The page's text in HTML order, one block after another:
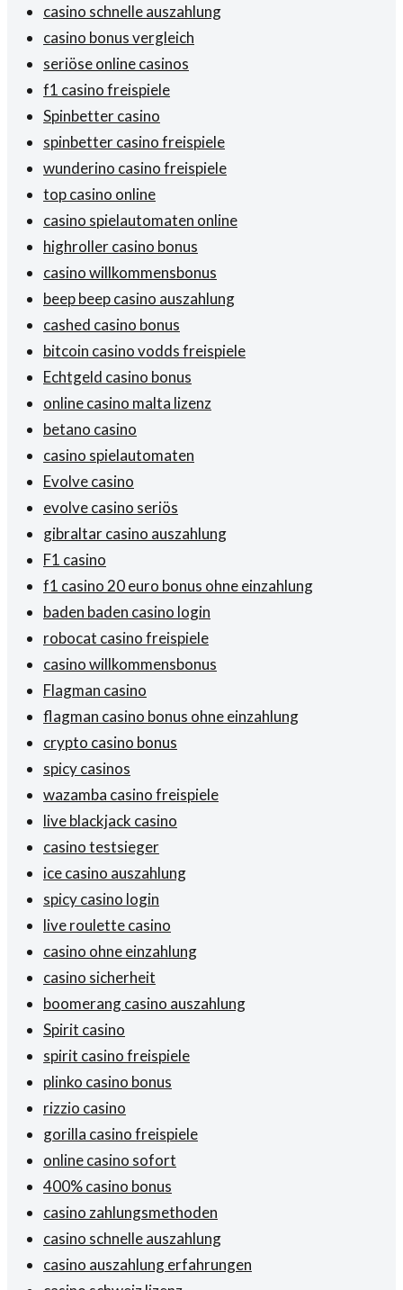
casino schnelle auszahlung
casino bonus vergleich
seriöse online casinos
f1 casino freispiele
Spinbetter casino
spinbetter casino freispiele
wunderino casino freispiele
top casino online
casino spielautomaten online
highroller casino bonus
casino willkommensbonus
beep beep casino auszahlung
cashed casino bonus
bitcoin casino vodds freispiele
Echtgeld casino bonus
online casino malta lizenz
betano casino
casino spielautomaten
Evolve casino
evolve casino seriös
gibraltar casino auszahlung
F1 casino
f1 casino 20 euro bonus ohne einzahlung
baden baden casino login
robocat casino freispiele
casino willkommensbonus
Flagman casino
flagman casino bonus ohne einzahlung
crypto casino bonus
spicy casinos
wazamba casino freispiele
live blackjack casino
casino testsieger
ice casino auszahlung
spicy casino login
live roulette casino
casino ohne einzahlung
casino sicherheit
boomerang casino auszahlung
Spirit casino
spirit casino freispiele
plinko casino bonus
rizzio casino
gorilla casino freispiele
online casino sofort
400% casino bonus
casino zahlungsmethoden
casino schnelle auszahlung
casino auszahlung erfahrungen